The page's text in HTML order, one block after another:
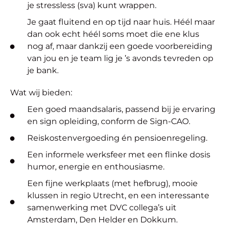
je stressless (sva) kunt wrappen.
Je gaat fluitend en op tijd naar huis. Héél maar
dan ook echt héél soms moet die ene klus
nog af, maar dankzij een goede voorbereiding
van jou en je team lig je ’s avonds tevreden op
je bank.
Wat wij bieden:
Een goed maandsalaris, passend bij je ervaring
en sign opleiding, conform de Sign-CAO.
Reiskostenvergoeding én pensioenregeling.
Een informele werksfeer met een flinke dosis
humor, energie en enthousiasme.
Een fijne werkplaats (met hefbrug), mooie
klussen in regio Utrecht, en een interessante
samenwerking met DVC collega’s uit
Amsterdam, Den Helder en Dokkum.